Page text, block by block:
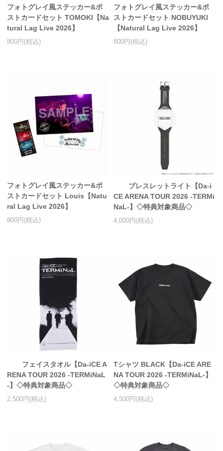
フォトグレイ風ステッカー&ポ
ストカードセット TOMOKI【Na
tural Lag Live 2026】
800円(税込)
フォトグレイ風ステッカー&ポ
ストカードセット NOBUYUKI
【Natural Lag Live 2026】
800円(税込)
フォトグレイ風ステッカー&ポ
ストカードセット Louis【Natu
ral Lag Live 2026】
800円(税込)
ブレスレットライト【Da-i
CE ARENA TOUR 2026 -TERMi
NaL-】◇特典対象商品◇
4,000円(税込)
フェイスタオル【Da-iCE A
RENA TOUR 2026 -TERMiNaL
-】◇特典対象商品◇
2,500円(税込)
Tシャツ BLACK【Da-iCE ARE
NA TOUR 2026 -TERMiNaL-】
◇特典対象商品◇
4,500円(税込)